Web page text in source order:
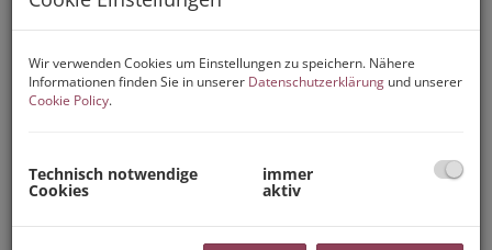
Wir verwenden Cookies um Einstellungen zu speichern. Nähere
Informationen finden Sie in unserer Datenschutzerklärung und unserer
Cookie Policy.
Technisch notwendige
Cookies
immer
aktiv